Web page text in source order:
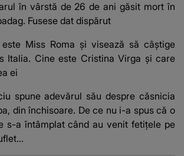
în vârstă de 26 de ani găsit mort în
Fusese dat dispărut
Miss Roma și visează să câștige
Italia. Cine este Cristina Virga și care
ei
spune adevărul său despre căsnicia
din închisoare. De ce nu i-a spus că o
s-a întâmplat când au venit fetițele pe